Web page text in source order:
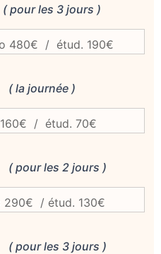
( pour les 3 jours )
( la journée )
( pour les 2 jours )
( pour les 3 jours )